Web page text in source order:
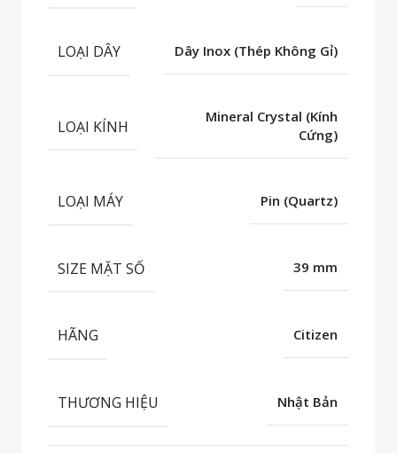
LOẠI DÂY Dây Inox (Thép Không Gỉ)
LOẠI KÍNH
Mineral Crystal (Kính
Cứng)
LOẠI MÁY Pin (Quartz)
SIZE MẶT SỐ 39 mm
HÃNG Citizen
THƯƠNG HIỆU Nhật Bản